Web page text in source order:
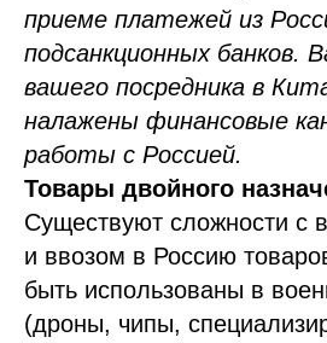
приеме платежей из
подсанкционных банков.
вашего посредника в
налажены финансовые
работы с Россией.
Товары двойного
Существуют сложности с
и ввозом в Россию
быть использованы в
(дроны, чипы,